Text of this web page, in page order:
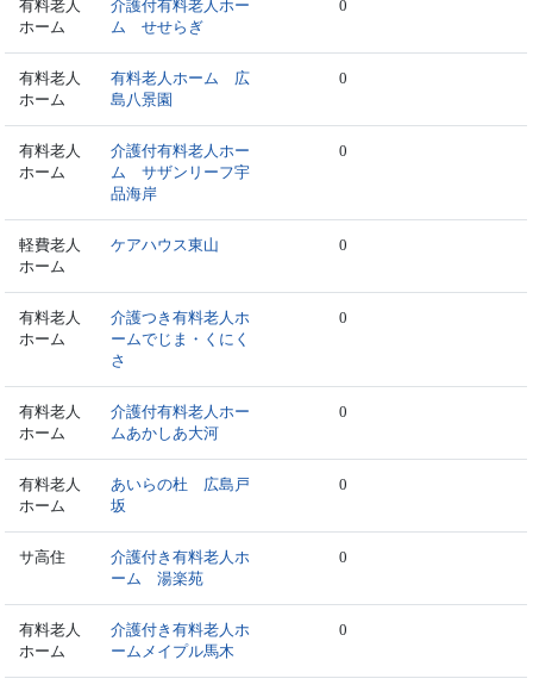
有料老人
ホーム
介護付有料老人ホー
ム せせらぎ
0
有料老人
ホーム
有料老人ホーム 広
島八景園
0
有料老人
ホーム
介護付有料老人ホー
ム サザンリーフ宇
品海岸
0
軽費老人
ホーム
ケアハウス東山 0
有料老人
ホーム
介護つき有料老人ホ
ームでじま・くにく
さ
0
有料老人
ホーム
介護付有料老人ホー
ムあかしあ大河
0
有料老人
ホーム
あいらの杜 広島戸
坂
0
サ高住
介護付き有料老人ホ
ーム 湯楽苑
0
有料老人
ホーム
介護付き有料老人ホ
ームメイプル馬木
0